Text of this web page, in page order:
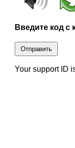
Введите код с
Отправить
Your support ID